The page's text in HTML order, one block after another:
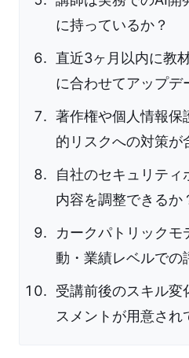
に持っているか？
直近3ヶ月以内に教
に合わせてアップデ
著作権や個人情報保
的リスクへの対策が
自社のセキュリティ
内容を調整できるか
カークパトリック
動・業績レベルでの
受講前後のスキル変
スメントが用意され